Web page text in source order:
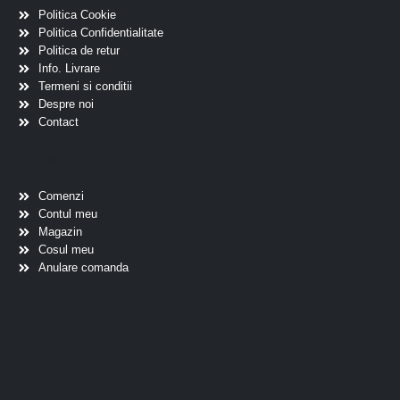
Politica Cookie
Politica Confidentialitate
Politica de retur
Info. Livrare
Termeni si conditii
Despre noi
Contact
Comenzi
Contul meu
Magazin
Cosul meu
Anulare comanda